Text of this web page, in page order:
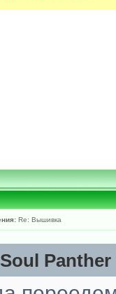
Re: Вышивка